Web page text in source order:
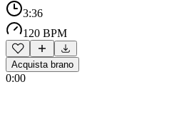
3:36
120 BPM
Acquista brano
0:00